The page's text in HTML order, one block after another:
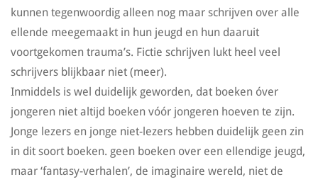
kunnen tegenwoordig alleen nog maar schrijven over alle
ellende meegemaakt in hun jeugd en hun daaruit
voortgekomen trauma’s. Fictie schrijven lukt heel veel
schrijvers blijkbaar niet (meer).
Inmiddels is wel duidelijk geworden, dat boeken óver
jongeren niet altijd boeken vóór jongeren hoeven te zijn.
Jonge lezers en jonge niet-lezers hebben duidelijk geen zin
in dit soort boeken. geen boeken over een ellendige jeugd,
maar ‘fantasy-verhalen’, de imaginaire wereld, niet de